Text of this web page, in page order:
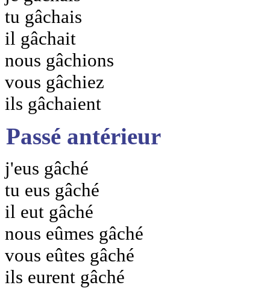
tu gâchais
il gâchait
nous gâchions
vous gâchiez
ils gâchaient
Passé antérieur
j'eus gâché
tu eus gâché
il eut gâché
nous eûmes gâché
vous eûtes gâché
ils eurent gâché